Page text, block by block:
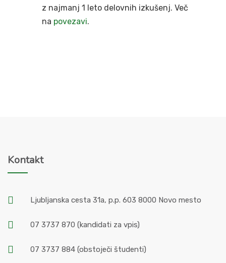
z najmanj 1 leto delovnih izkušenj. Več
na povezavi.
Kontakt
Ljubljanska cesta 31a, p.p. 603 8000 Novo mesto
07 3737 870 (kandidati za vpis)
07 3737 884 (obstoječi študenti)